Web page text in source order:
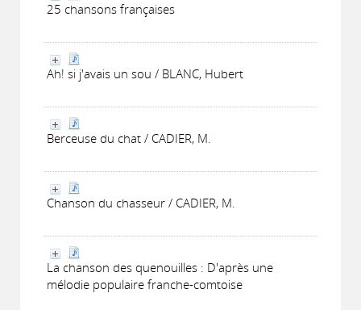
25 chansons françaises
Ah! si j'avais un sou / BLANC, Hubert
Berceuse du chat / CADIER, M.
Chanson du chasseur / CADIER, M.
La chanson des quenouilles : D'après une
mélodie populaire franche-comtoise